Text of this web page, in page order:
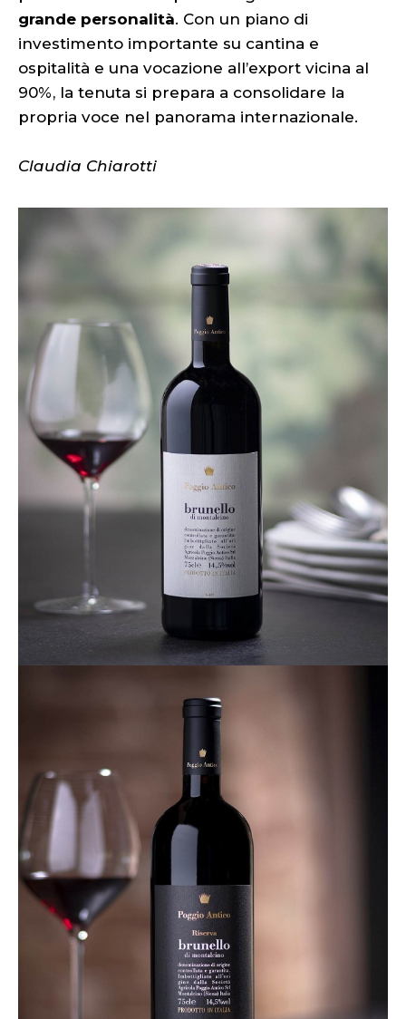
grande personalità. Con un piano di
investimento importante su cantina e
ospitalità e una vocazione all’export vicina al
90%, la tenuta si prepara a consolidare la
propria voce nel panorama internazionale.
Claudia Chiarotti